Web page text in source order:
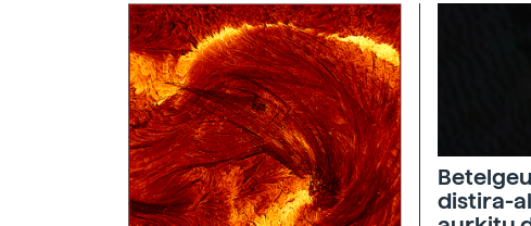
distira-